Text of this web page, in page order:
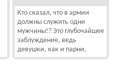
Кто сказал, что в армии
должны служить одни
мужчины!? Это глубочайшее
заблуждение, ведь
девушки, как и парни,